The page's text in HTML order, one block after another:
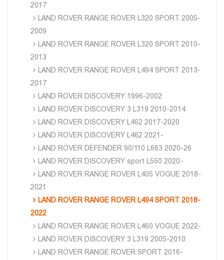
2017
LAND ROVER RANGE ROVER L320 SPORT 2005-
2009
LAND ROVER RANGE ROVER L320 SPORT 2010-
2013
LAND ROVER RANGE ROVER L494 SPORT 2013-
2017
LAND ROVER DISCOVERY 1996-2002
LAND ROVER DISCOVERY 3 L319 2010-2014
LAND ROVER DISCOVERY L462 2017-2020
LAND ROVER DISCOVERY L462 2021-
LAND ROVER DEFENDER 90/110 L663 2020-26
LAND ROVER DISCOVERY sport L550 2020-
LAND ROVER RANGE ROVER L405 VOGUE 2018-
2021
LAND ROVER RANGE ROVER L494 SPORT 2018-
2022
LAND ROVER RANGE ROVER L460 VOGUE 2022-
LAND ROVER DISCOVERY 3 L319 2005-2010
LAND ROVER RANGE ROVER SPORT 2016-